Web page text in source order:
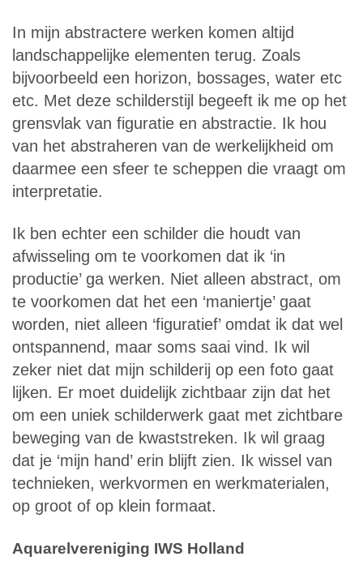
In mijn abstractere werken komen altijd
landschappelijke elementen terug. Zoals
bijvoorbeeld een horizon, bossages, water etc
etc. Met deze schilderstijl begeeft ik me op het
grensvlak van figuratie en abstractie. Ik hou
van het abstraheren van de werkelijkheid om
daarmee een sfeer te scheppen die vraagt om
interpretatie.
Ik ben echter een schilder die houdt van
afwisseling om te voorkomen dat ik ‘in
productie’ ga werken. Niet alleen abstract, om
te voorkomen dat het een ‘maniertje’ gaat
worden, niet alleen ‘figuratief’ omdat ik dat wel
ontspannend, maar soms saai vind. Ik wil
zeker niet dat mijn schilderij op een foto gaat
lijken. Er moet duidelijk zichtbaar zijn dat het
om een uniek schilderwerk gaat met zichtbare
beweging van de kwaststreken. Ik wil graag
dat je ‘mijn hand’ erin blijft zien. Ik wissel van
technieken, werkvormen en werkmaterialen,
op groot of op klein formaat.
Aquarelvereniging IWS Holland